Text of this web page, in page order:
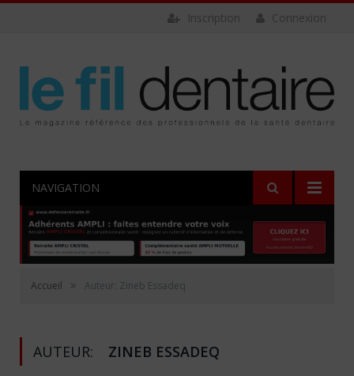
Connexion
Inscription
NAVIGATION
Accueil » Auteur: Zineb Essadeq
AUTEUR: ZINEB ESSADEQ